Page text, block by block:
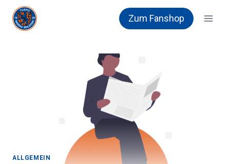
Zum
Inhalt
springen
Zum Fanshop
ALLGEMEIN